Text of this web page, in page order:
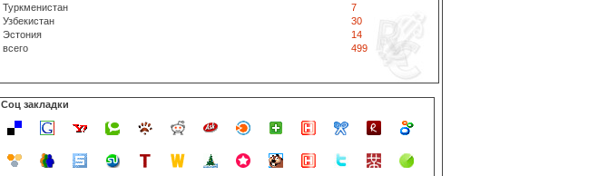
Туркменистан
7
Узбекистан
30
Эстония
14
всего
499
Соц закладки